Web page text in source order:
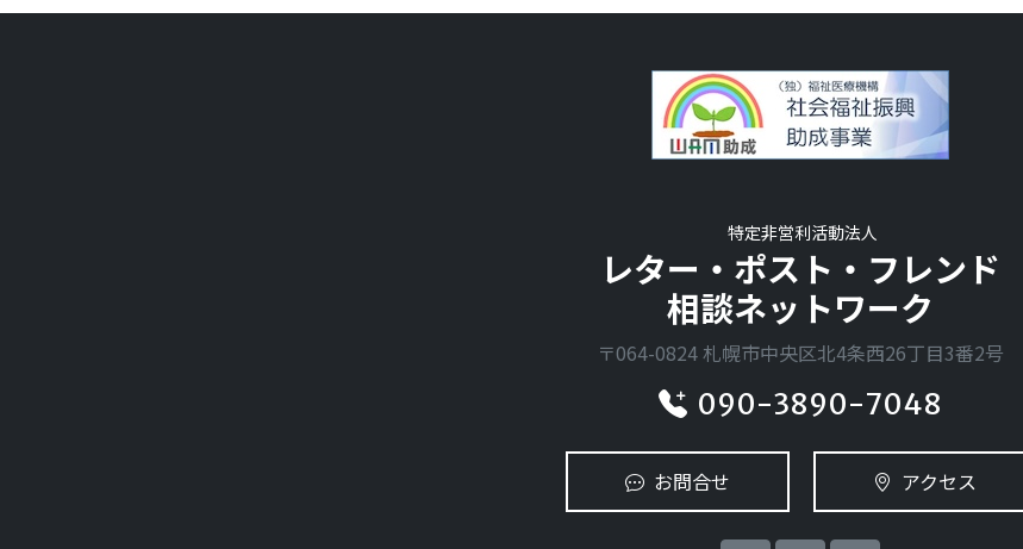
特定非営利活動法人
レター・ポスト・フレンド
相談ネットワーク
〒064-0824 札幌市中央区北4条西26丁目3番2号
090-3890-7048
お問合せ アクセス